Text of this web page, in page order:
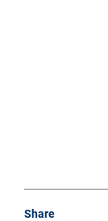
Share